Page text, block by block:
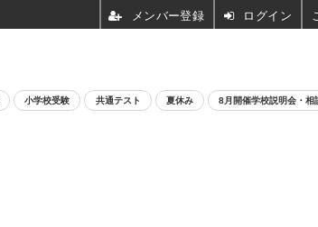
小学校受験 共通テスト 夏休み 8月開催学校説明会・相
ログイン